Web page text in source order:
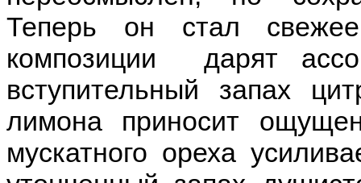
Теперь он стал
композиции дарят
вступительный запах
лимона приносит
мускатного ореха